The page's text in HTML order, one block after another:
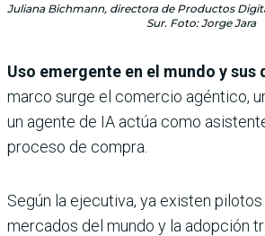
Juliana Bichmann, directora de Productos
Sur. Foto: Jorge Jara
Uso emergente en el mundo y sus
marco surge el comercio agéntico,
un agente de IA actúa como
proceso de compra.
Según la ejecutiva, ya existen
mercados del mundo y la adopción